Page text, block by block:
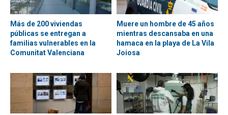
Más de 200 viviendas
públicas se entregan a
familias vulnerables en la
Comunitat Valenciana
Muere un hombre de 45 años
mientras descansaba en una
hamaca en la playa de La Vila
Joiosa